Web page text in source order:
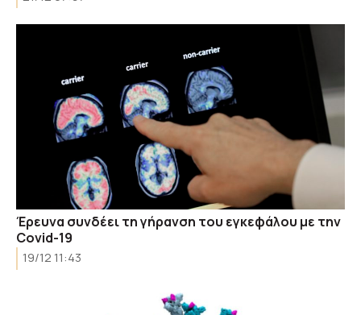
Έρευνα συνδέει τη γήρανση του εγκεφάλου με την
Covid-19
19/12 11:43